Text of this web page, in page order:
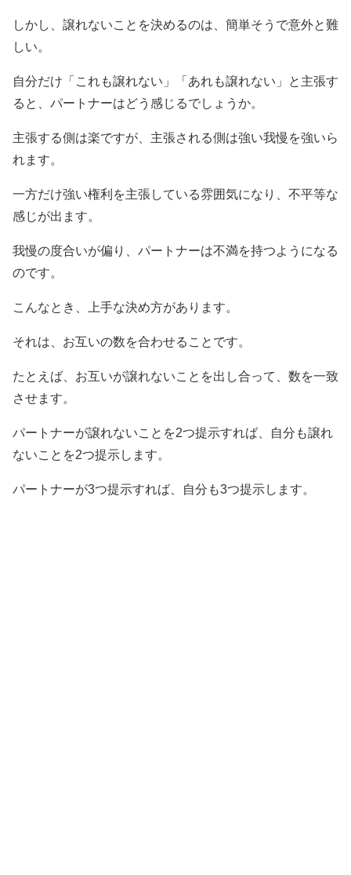
しかし、譲れないことを決めるのは、簡単そうで意外と難
しい。
自分だけ「これも譲れない」「あれも譲れない」と主張す
ると、パートナーはどう感じるでしょうか。
主張する側は楽ですが、主張される側は強い我慢を強いら
れます。
一方だけ強い権利を主張している雰囲気になり、不平等な
感じが出ます。
我慢の度合いが偏り、パートナーは不満を持つようになる
のです。
こんなとき、上手な決め方があります。
それは、お互いの数を合わせることです。
たとえば、お互いが譲れないことを出し合って、数を一致
させます。
パートナーが譲れないことを2つ提示すれば、自分も譲れ
ないことを2つ提示します。
パートナーが3つ提示すれば、自分も3つ提示します。